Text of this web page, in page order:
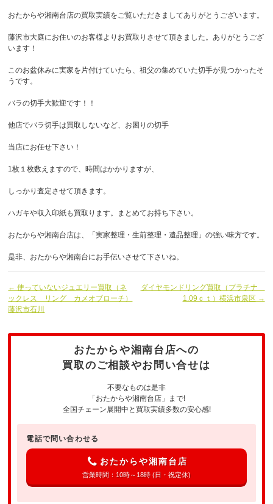
おたからや湘南台店の買取実績をご覧いただきましてありがとうございます。
藤沢市大庭にお住いのお客様よりお買取りさせて頂きました。ありがとうござ
います！
このお盆休みに実家を片付けていたら、祖父の集めていた切手が見つかったそ
うです。
バラの切手大歓迎です！！
他店でバラ切手は買取しないなど、お困りの切手
当店にお任せ下さい！
1枚１枚数えますので、時間はかかりますが、
しっかり査定させて頂きます。
ハガキや収入印紙も買取ります。まとめてお持ち下さい。
おたからや湘南台店は、「実家整理・生前整理・遺品整理」の強い味方です。
是非、おたからや湘南台にお手伝いさせて下さいね。
← 使っていないジュエリー買取（ネ
ックレス リング カメオブローチ）
藤沢市石川
ダイヤモンドリング買取（プラチナ
1.09ｃｔ）横浜市泉区 →
おたからや湘南台店への
買取のご相談やお問い合せは
不要なものは是非
「おたからや湘南台店」まで!
全国チェーン展開中と買取実績多数の安心感!
電話で問い合わせる
おたからや湘南台店
営業時間：10時～18時 (日・祝定休)